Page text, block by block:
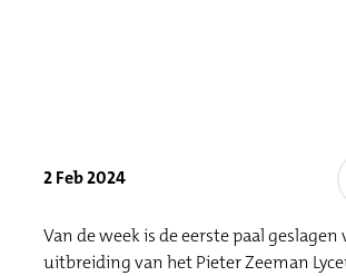
2 Feb 2024
Van de week is de eerste paal geslagen
uitbreiding van het Pieter Zeeman